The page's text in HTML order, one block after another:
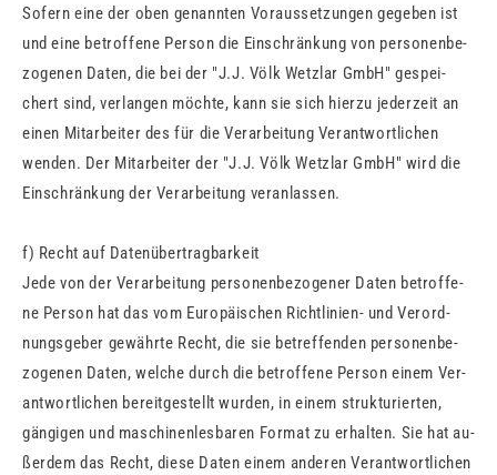
So­fern eine der oben ge­nann­ten Vor­aus­set­zun­gen ge­ge­ben ist
und eine be­trof­fe­ne Per­son die Ein­schrän­kung von per­so­nen­be­
zo­ge­nen Daten, die bei der "J.J. Völk Wetzlar GmbH" ge­spei­
chert sind, ver­lan­gen möch­te, kann sie sich hier­zu je­der­zeit an
einen Mit­ar­bei­ter des für die Ver­ar­bei­tung Ver­ant­wort­li­chen
wen­den. Der Mit­ar­bei­ter der "J.J. Völk Wetzlar GmbH" wird die
Ein­schrän­kung der Ver­ar­bei­tung ver­an­las­sen.
f) Recht auf Da­ten­über­trag­bar­keit
Jede von der Ver­ar­bei­tung per­so­nen­be­zo­ge­ner Daten be­trof­fe­
ne Per­son hat das vom Eu­ro­päi­schen Richt­li­ni­en- und Ver­ord­
nungs­ge­ber ge­währ­te Recht, die sie be­tref­fen­den per­so­nen­be­
zo­ge­nen Daten, wel­che durch die be­trof­fe­ne Per­son einem Ver­
ant­wort­li­chen be­reit­ge­stellt wur­den, in einem struk­tu­rier­ten,
gän­gi­gen und ma­schi­nen­les­ba­ren For­mat zu er­hal­ten. Sie hat au­
ßer­dem das Recht, diese Daten einem an­de­ren Ver­ant­wort­li­chen